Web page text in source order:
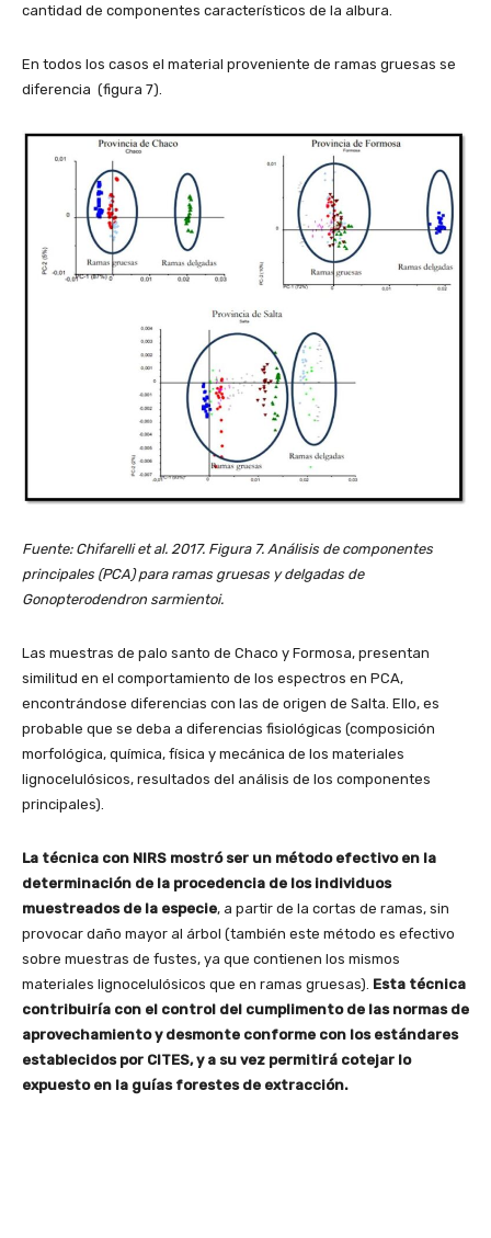
cantidad de componentes característicos de la albura.
En todos los casos el material proveniente de ramas gruesas se
diferencia (figura 7).
Fuente: Chifarelli et al. 2017. Figura 7. Análisis de componentes
principales (PCA) para ramas gruesas y delgadas de
Gonopterodendron sarmientoi.
Las muestras de palo santo de Chaco y Formosa, presentan
similitud en el comportamiento de los espectros en PCA,
encontrándose diferencias con las de origen de Salta. Ello, es
probable que se deba a diferencias fisiológicas (composición
morfológica, química, física y mecánica de los materiales
lignocelulósicos, resultados del análisis de los componentes
principales).
La técnica con NIRS mostró ser un método efectivo en la
determinación de la procedencia de los individuos
muestreados de la especie, a partir de la cortas de ramas, sin
provocar daño mayor al árbol (también este método es efectivo
sobre muestras de fustes, ya que contienen los mismos
materiales lignocelulósicos que en ramas gruesas). Esta técnica
contribuiría con el control del cumplimento de las normas de
aprovechamiento y desmonte conforme con los estándares
establecidos por CITES, y a su vez permitirá cotejar lo
expuesto en la guías forestes de extracción.